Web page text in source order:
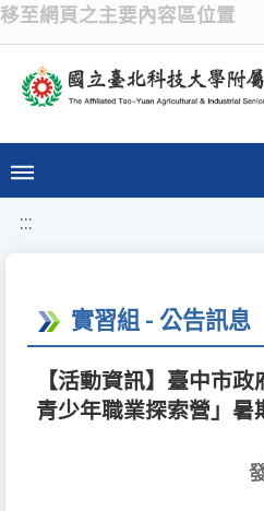
移至網頁之主要內容區位置
:::
實習組 - 公告訊息
【活動資訊】臺中市
青少年職業探索營」暑